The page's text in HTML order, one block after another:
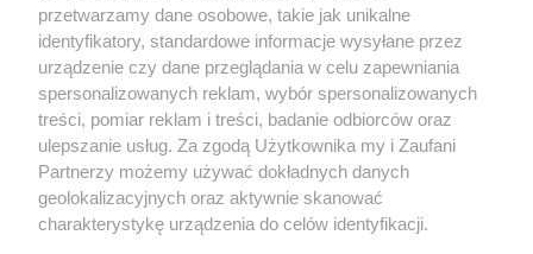
CZYTAJ TAKŻE
przetwarzamy dane osobowe, takie jak unikalne
identyfikatory, standardowe informacje wysyłane przez
urządzenie czy dane przeglądania w celu zapewniania
spersonalizowanych reklam, wybór spersonalizowanych
treści, pomiar reklam i treści, badanie odbiorców oraz
ulepszanie usług. Za zgodą Użytkownika my i Zaufani
Partnerzy możemy używać dokładnych danych
geolokalizacyjnych oraz aktywnie skanować
charakterystykę urządzenia do celów identyfikacji.